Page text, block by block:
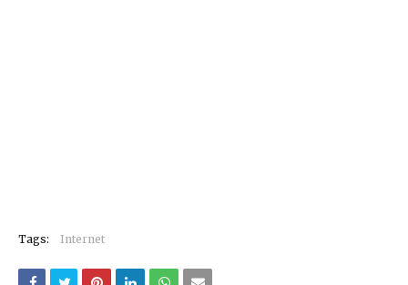
Tags: Internet